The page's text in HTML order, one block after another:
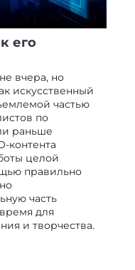
его
вчера, но
искусственный
частью
по
раньше
контента
целой
правильно
часть
для
и творчества.